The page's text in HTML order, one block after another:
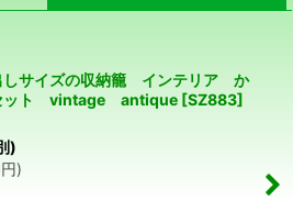
しサイズの収納籠 インテリア か
ット vintage antique [SZ883]
)
円)